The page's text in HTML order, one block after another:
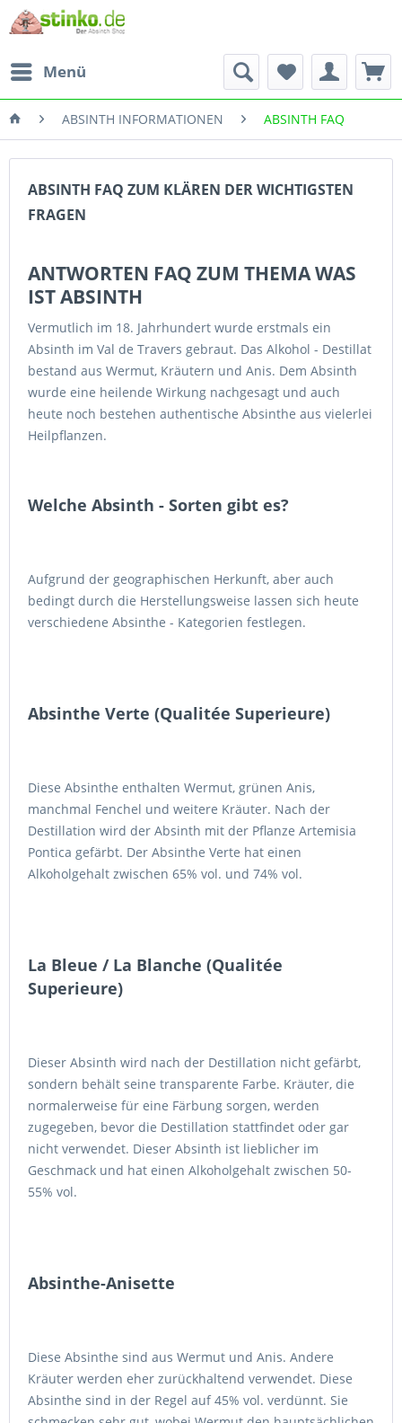
Menü
ABSINTH INFORMATIONEN ABSINTH FAQ
ABSINTH FAQ ZUM KLÄREN DER WICHTIGSTEN
FRAGEN
ANTWORTEN FAQ ZUM THEMA WAS
IST ABSINTH
Vermutlich im 18. Jahrhundert wurde erstmals ein
Absinth im Val de Travers gebraut. Das Alkohol - Destillat
bestand aus Wermut, Kräutern und Anis. Dem Absinth
wurde eine heilende Wirkung nachgesagt und auch
heute noch bestehen authentische Absinthe aus vielerlei
Heilpflanzen.
Welche Absinth - Sorten gibt es?
Aufgrund der geographischen Herkunft, aber auch
bedingt durch die Herstellungsweise lassen sich heute
verschiedene Absinthe - Kategorien festlegen.
Absinthe Verte (Qualitée Superieure)
Diese Absinthe enthalten Wermut, grünen Anis,
manchmal Fenchel und weitere Kräuter. Nach der
Destillation wird der Absinth mit der Pflanze Artemisia
Pontica gefärbt. Der Absinthe Verte hat einen
Alkoholgehalt zwischen 65% vol. und 74% vol.
La Bleue / La Blanche (Qualitée
Superieure)
Dieser Absinth wird nach der Destillation nicht gefärbt,
sondern behält seine transparente Farbe. Kräuter, die
normalerweise für eine Färbung sorgen, werden
zugegeben, bevor die Destillation stattfindet oder gar
nicht verwendet. Dieser Absinth ist lieblicher im
Geschmack und hat einen Alkoholgehalt zwischen 50-
55% vol.
Absinthe-Anisette
Diese Absinthe sind aus Wermut und Anis. Andere
Kräuter werden eher zurückhaltend verwendet. Diese
Absinthe sind in der Regel auf 45% vol. verdünnt. Sie